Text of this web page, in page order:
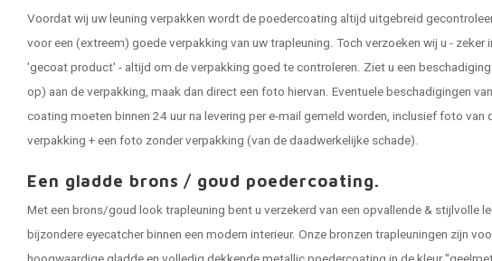
Voordat wij uw leuning verpakken wordt de poedercoating altijd uitgebreid
voor een (extreem) goede verpakking van uw trapleuning. Toch verzoeken wij u - zeker
'gecoat product' - altijd om de verpakking goed te controleren. Ziet u een
op) aan de verpakking, maak dan direct een foto hiervan. Eventuele beschadigingen
coating moeten binnen 24 uur na levering per e-mail gemeld worden, inclusief foto van
verpakking + een foto zonder verpakking (van de daadwerkelijke schade).
Een gladde brons / goud poedercoating.
Met een brons/goud look trapleuning bent u verzekerd van een opvallende & stijlvolle
bijzondere eyecatcher binnen een modern interieur. Onze bronzen trapleuningen zijn